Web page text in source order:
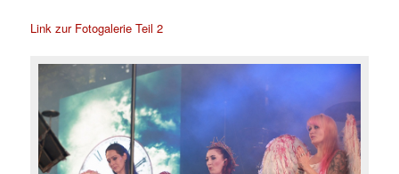
Link zur Fotogalerie Teil 2